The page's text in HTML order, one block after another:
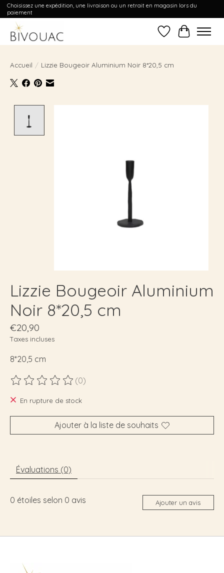
Choisissez une expédition, une livraison ou un retrait en magasin lors du
paiement
Liste dePanier
Accueil / Lizzie Bougeoir Aluminium Noir 8*20,5 cm
Lizzie Bougeoir Aluminium
Noir 8*20,5 cm
€20,90
Taxes incluses
8*20,5 cm
Ce produit est évalué à
(0)
En rupture de stock
Ajouter à la liste de souhaits
Évaluations (0)
0 étoiles selon 0 avis Ajouter un avis